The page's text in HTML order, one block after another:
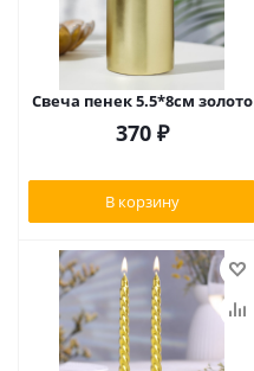
Свеча пенек 5.5*8см золото
370₽
В корзину